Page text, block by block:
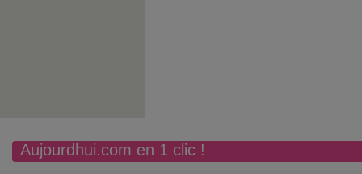
Aujourdhui.com en 1 clic !